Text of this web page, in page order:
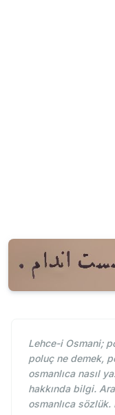
Lehce-i Osmani;
poluç ne demek,
osmanlıca nasıl
hakkında bilgi.
osmanlıca sözlük.